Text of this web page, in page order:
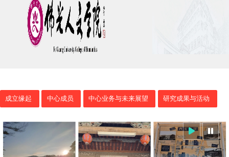
成立缘起 中心成员 中心业务与未来展望 研究成果与活动